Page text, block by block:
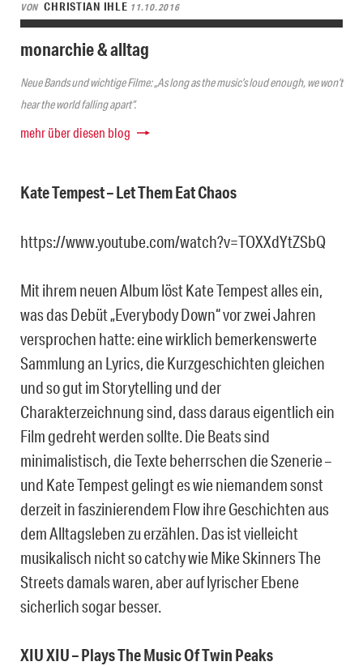
VON CHRISTIAN IHLE 11.10.2016
monarchie & alltag
Neue Bands und wichtige Filme: „As long as the music’s loud enough, we won’t
hear the world falling apart“.
mehr über diesen blog
Kate Tempest – Let Them Eat Chaos
https://www.youtube.com/watch?v=TOXXdYtZSbQ
Mit ihrem neuen Album löst Kate Tempest alles ein,
was das Debüt „Everybody Down“ vor zwei Jahren
versprochen hatte: eine wirklich bemerkenswerte
Sammlung an Lyrics, die Kurzgeschichten gleichen
und so gut im Storytelling und der
Charakterzeichnung sind, dass daraus eigentlich ein
Film gedreht werden sollte. Die Beats sind
minimalistisch, die Texte beherrschen die Szenerie –
und Kate Tempest gelingt es wie niemandem sonst
derzeit in faszinierendem Flow ihre Geschichten aus
dem Alltagsleben zu erzählen. Das ist vielleicht
musikalisch nicht so catchy wie Mike Skinners The
Streets damals waren, aber auf lyrischer Ebene
sicherlich sogar besser.
XIU XIU – Plays The Music Of Twin Peaks